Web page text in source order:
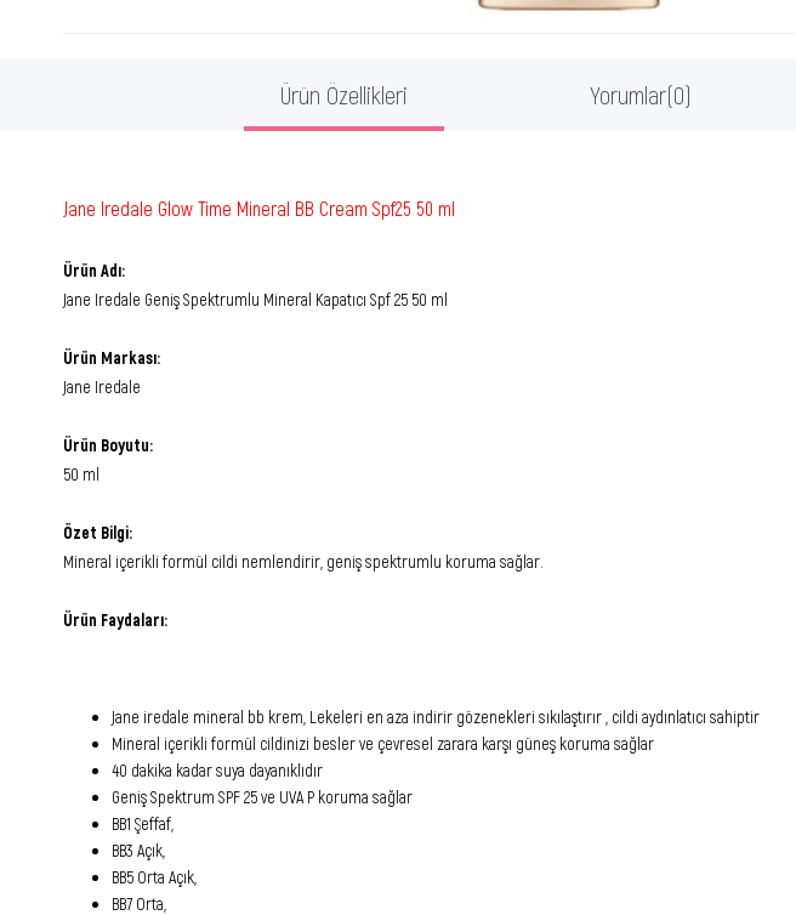
Ürün Özellikleri Yorumlar(0)
Jane Iredale Glow Time Mineral BB Cream Spf25 50 ml
Ürün Adı:
Jane Iredale Geniş Spektrumlu Mineral Kapatıcı Spf 25 50 ml
Ürün Markası:
Jane Iredale
Ürün Boyutu:
50 ml
Özet Bilgi:
Mineral içerikli formül cildi nemlendirir, geniş spektrumlu koruma sağlar.
Ürün Faydaları:
Jane iredale mineral bb krem, Lekeleri en aza indirir gözenekleri sıkılaştırır , cildi aydınlatıcı sahiptir
Mineral içerikli formül cildinizi besler ve çevresel zarara karşı güneş koruma sağlar
40 dakika kadar suya dayanıklıdır
Geniş Spektrum SPF 25 ve UVA P koruma sağlar
BB1 Şeffaf,
BB3 Açık,
BB5 Orta Açık,
BB7 Orta,